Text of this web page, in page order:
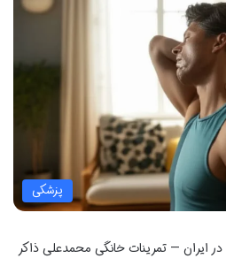
پزشکی
در ایران — تمرینات خانگی محمدعلی ذاکر